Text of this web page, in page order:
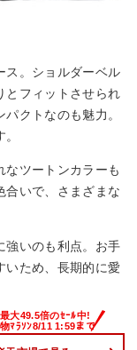
ス。ショルダーベル
とフィットさせられ
クトなのも魅力。
なツートンカラーも
合いで、さまざまな
強いのも利点。お手
いため、長期的に愛